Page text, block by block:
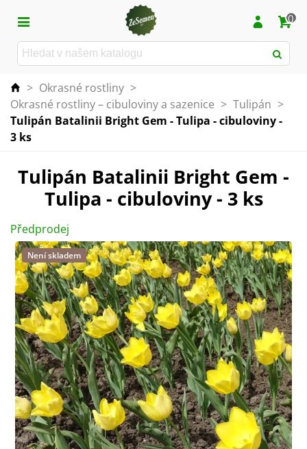
0
> Okrasné rostliny >
Okrasné rostliny – cibuloviny a sazenice > Tulipán >
Tulipán Batalinii Bright Gem - Tulipa - cibuloviny -
3 ks
Tulipán Batalinii Bright Gem -
Tulipa - cibuloviny - 3 ks
Předprodej
Není skladem